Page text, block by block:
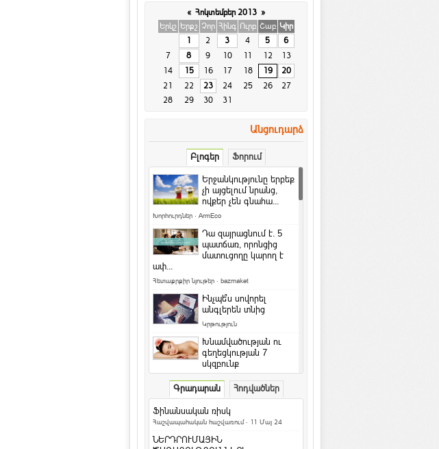
« Հոկտեմբեր 2013 »
Երկշ Երքշ Չոր Հինգ Ուրբ Շաբ Կիր
1
2 3 4 5
6
7
8 9 10 11 12
13
14
15 16 17 18 19
20
21
22 23 24 25 26
27
28
29 30 31
Անցուդարձ
Բլոգեր Ֆորում
Երջանկությունը երբեք
չի այցելում նրանց,
ովքեր չեն գնահա...
Խորհուրդներ · ArmEco
Դա զայրացնում է․ 5
պատճառ, որոնցից
մատուցողը կարող է
ափ...
Հետաքրքիր նյութեր · bazmaket
Ինչպե՞ս սովորել
անգլերեն տնից
Կրթություն
Խնամվածության ու
գեղեցկության 7
սկզբունք
Ի՞նչ դաջվածքներ են
նախընտրում հայերը և
արդյո՞ք հասկանու...
Գրադարան Հոդվածներ
Ֆինանսական ռիսկ
Հաշվապահական հաշվառում· 11 Մայ 24
ՆԵՐԴՐՈՒՄԱՅԻՆ